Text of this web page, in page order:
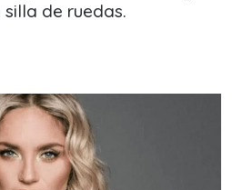
de ruedas.